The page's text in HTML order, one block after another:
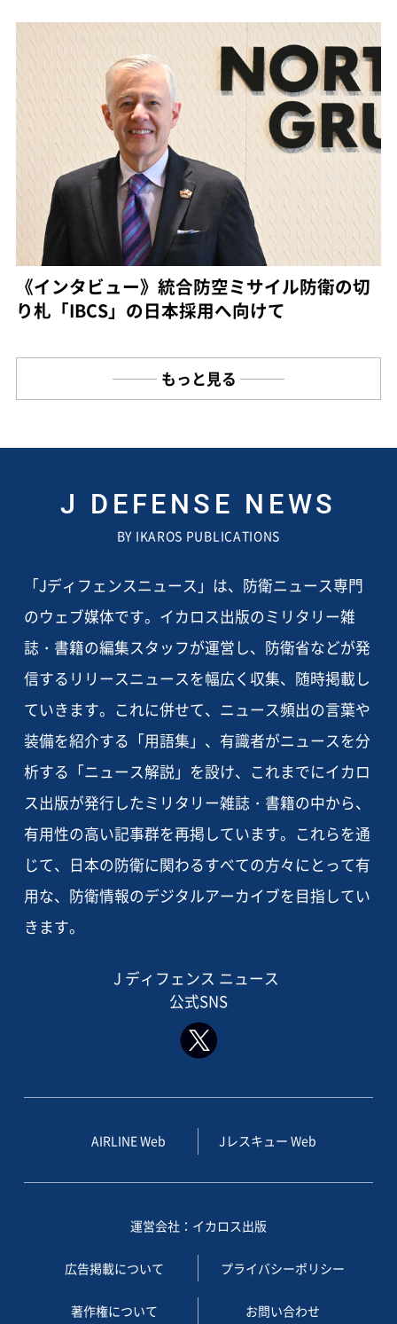
《インタビュー》統合防空ミサイル防衛の切
り札「IBCS」の日本採用へ向けて
もっと見る
J DEFENSE NEWS
BY IKAROS PUBLICATIONS
「Jディフェンスニュース」は、防衛ニュース専門
のウェブ媒体です。イカロス出版のミリタリー雑
誌・書籍の編集スタッフが運営し、防衛省などが発
信するリリースニュースを幅広く収集、随時掲載し
ていきます。これに併せて、ニュース頻出の言葉や
装備を紹介する「用語集」、有識者がニュースを分
析する「ニュース解説」を設け、これまでにイカロ
ス出版が発行したミリタリー雑誌・書籍の中から、
有用性の高い記事群を再掲しています。これらを通
じて、日本の防衛に関わるすべての方々にとって有
用な、防衛情報のデジタルアーカイブを目指してい
きます。
J ディフェンス ニュース
公式SNS
AIRLINE Web Jレスキュー Web
運営会社：イカロス出版
広告掲載について プライバシーポリシー
著作権について お問い合わせ